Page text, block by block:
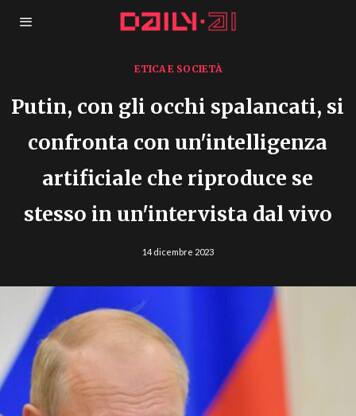
ETICA E SOCIETÀ
Putin, con gli occhi spalancati, si
confronta con un'intelligenza
artificiale che riproduce se
stesso in un'intervista dal vivo
14 dicembre 2023